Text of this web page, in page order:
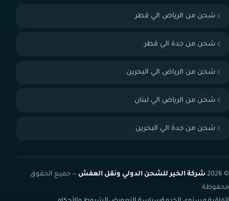
شحن من الرياض الي قطر
شحن من جدة الي قطر
شحن من الرياض الي البحرين
شحن من الرياض الي لبنان
شحن من جدة الي البحرين
© 2026 شركة الخير للشحن الدولي ونقل العفش — جميع الحقوق
محفوظة